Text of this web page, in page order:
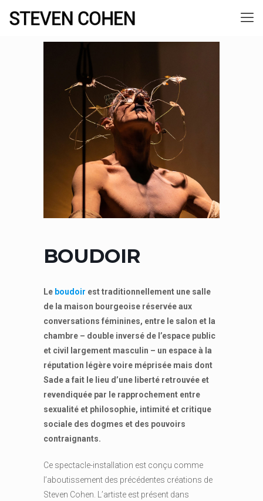
BOUDOIR
Le boudoir est traditionnellement une salle
de la maison bourgeoise réservée aux
conversations féminines, entre le salon et la
chambre – double inversé de l’espace public
et civil largement masculin – un espace à la
réputation légère voire méprisée mais dont
Sade a fait le lieu d’une liberté retrouvée et
revendiquée par le rapprochement entre
sexualité et philosophie, intimité et critique
sociale des dogmes et des pouvoirs
contraignants.
Ce spectacle-installation est conçu comme
l’aboutissement des précédentes créations de
Steven Cohen. L’artiste est présent dans